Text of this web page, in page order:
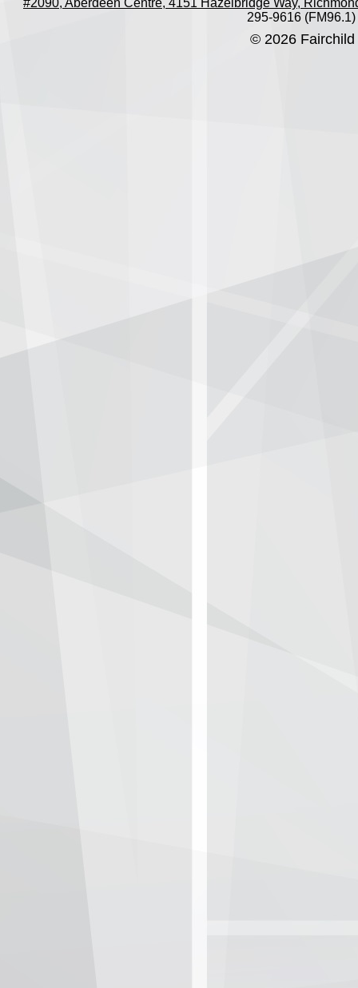
#2090, Aberdeen Centre, 4151 Hazelbridge Way,
295-9616 (FM96.1)
© 2026 Fairchild